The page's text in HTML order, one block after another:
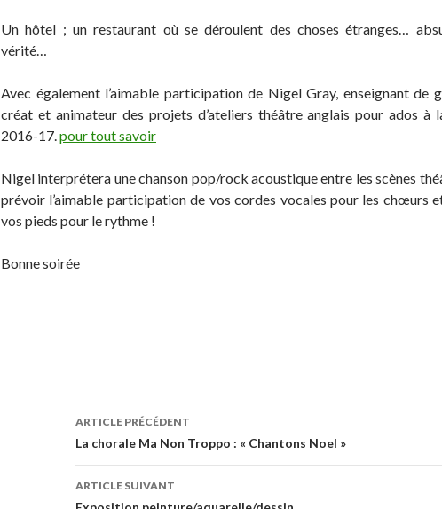
Un hôtel ; un restaurant où se déroulent des choses étranges…
vérité…
Avec également l’aimable participation de Nigel Gray, enseignant de
créat et animateur des projets d’ateliers théâtre anglais pour ados à
2016-17.pour tout savoir
Nigel interprétera une chanson pop/rock acoustique entre les scènes
prévoir l’aimable participation de vos cordes vocales pour les chœurs
vos pieds pour le rythme !
Bonne soirée
Navigation
de
ARTICLE PRÉCÉDENT
La chorale Ma Non Troppo : « Chantons Noel »
ARTICLE SUIVANT